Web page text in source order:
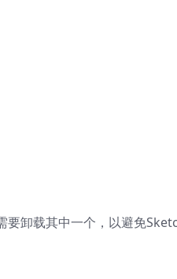
卸载其中一个，以避免